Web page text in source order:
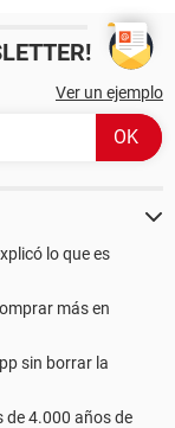
Ver un ejemplo
lo que es
más en
sin borrar la
de 4.000 años de